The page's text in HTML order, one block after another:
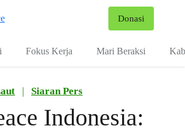
Donasi
Fokus Kerja Mari Beraksi
| Siaran Pers
Indonesia: